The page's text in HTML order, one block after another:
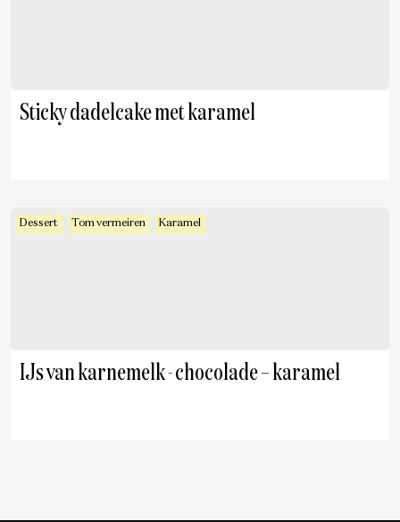
Sticky dadelcake met karamel
Dessert Tom vermeiren Karamel
IJs van karnemelk - chocolade – karamel